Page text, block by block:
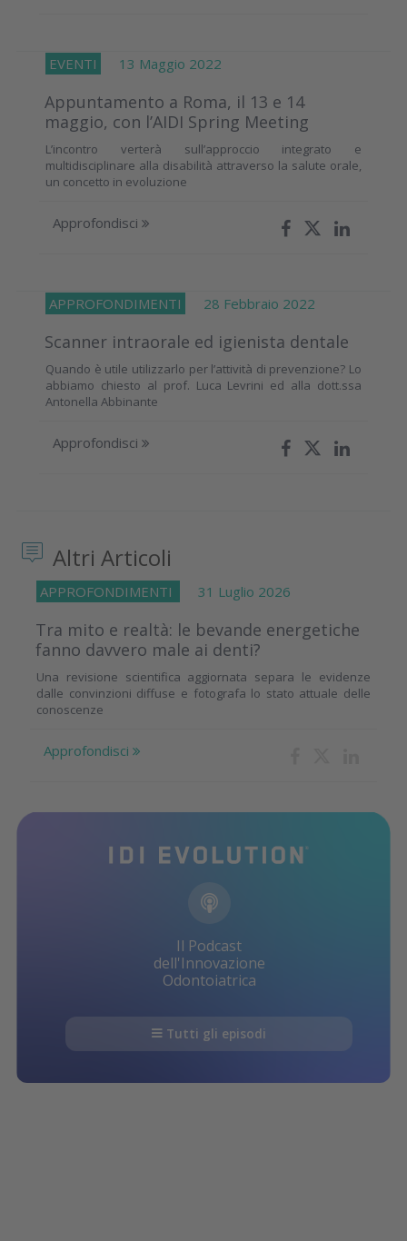
EVENTI 13 Maggio 2022
Appuntamento a Roma, il 13 e 14
maggio, con l’AIDI Spring Meeting
L’incontro verterà sull’approccio integrato e
multidisciplinare alla disabilità attraverso la salute orale,
un concetto in evoluzione
Approfondisci
APPROFONDIMENTI 28 Febbraio 2022
Scanner intraorale ed igienista dentale
Quando è utile utilizzarlo per l’attività di prevenzione? Lo
abbiamo chiesto al prof. Luca Levrini ed alla dott.ssa
Antonella Abbinante
Approfondisci
Altri Articoli
APPROFONDIMENTI 31 Luglio 2026
Tra mito e realtà: le bevande energetiche
fanno davvero male ai denti?
Una revisione scientifica aggiornata separa le evidenze
dalle convinzioni diffuse e fotografa lo stato attuale delle
conoscenze
Approfondisci
Il Podcast
dell'Innovazione
Odontoiatrica
Tutti gli episodi